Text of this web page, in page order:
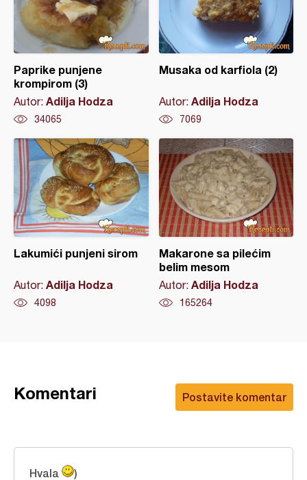
Paprike punjene
krompirom (3)
Autor: Adilja Hodza
34065
Musaka od karfiola (2)
Autor: Adilja Hodza
7069
Lakumići punjeni sirom
Autor: Adilja Hodza
4098
Makarone sa pilećim
belim mesom
Autor: Adilja Hodza
165264
Postavite komentar
Komentari
Hvala )